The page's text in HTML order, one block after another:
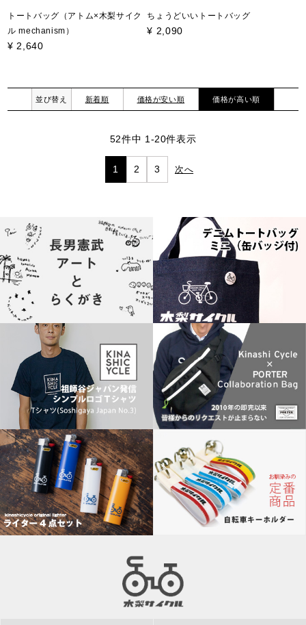
トートバッグ（アトム×木梨サイク
ル mechanism）
¥ 2,640
ちょうどいいトートバッグ
¥ 2,090
並び替え 新着順 価格が安い順 価格が高い順
52件中 1-20件表示
1 2 3